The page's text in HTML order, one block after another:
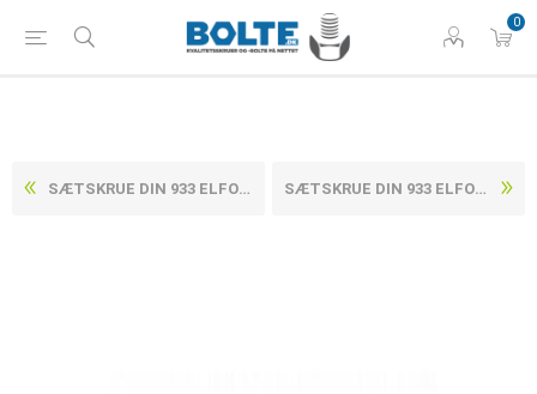
0
SÆTSKRUE DIN 933 ELFORZINKET (8 TLP + SL ) STÅL KL. 8.8 M16X35 (50 STK) SÆTSKRUE DIN 933 ELFORZINKET (8 TLP + SL ) STÅL KL. 8.8 M16X45 (50 STK)